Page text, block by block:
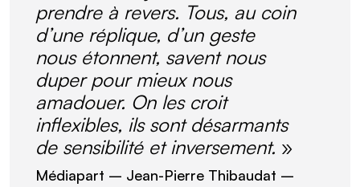
prendre à revers. Tous, au coin
d’une réplique, d’un geste
nous étonnent, savent nous
duper pour mieux nous
amadouer. On les croit
inflexibles, ils sont désarmants
de sensibilité et inversement. »
Médiapart – Jean-Pierre Thibaudat –